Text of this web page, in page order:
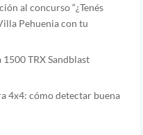
al concurso “¿Tenés
Pehuenia con tu
TRX Sandblast
4x4: cómo detectar buena